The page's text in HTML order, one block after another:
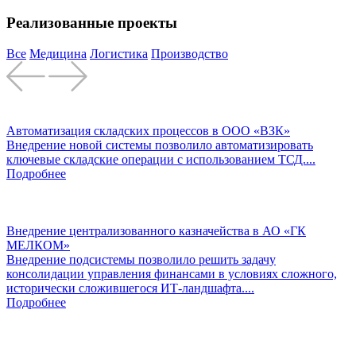
Реализованные проекты
Все Медицина Логистика Производство
Автоматизация складских процессов в ООО «ВЗК»
Внедрение новой системы позволило автоматизировать
ключевые складские операции с использованием ТСД....
Подробнее
Внедрение централизованного казначейства в АО «ГК
МЕЛКОМ»
Внедрение подсистемы позволило решить задачу
консолидации управления финансами в условиях сложного,
исторически сложившегося ИТ-ландшафта....
Подробнее